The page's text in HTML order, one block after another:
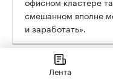
смешанном вполне
и заработать».
В TopGun смотрят
сомнений: «IT,
Лента